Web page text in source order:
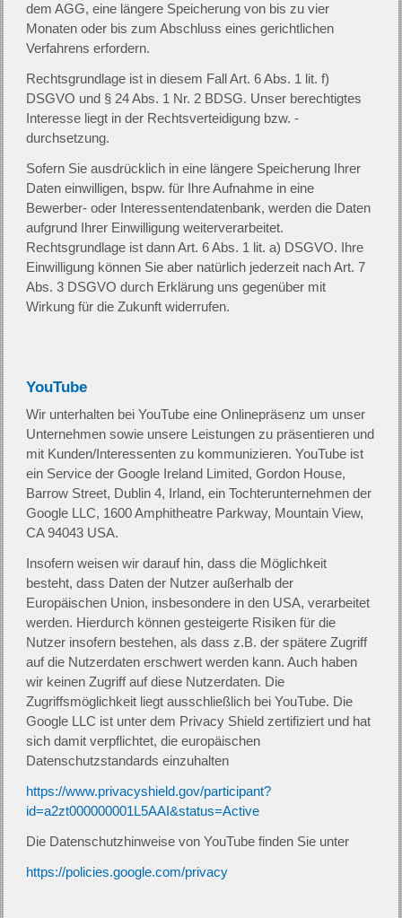
dem AGG, eine längere Speicherung von bis zu vier
Monaten oder bis zum Abschluss eines gerichtlichen
Verfahrens erfordern.
Rechtsgrundlage ist in diesem Fall Art. 6 Abs. 1 lit. f)
DSGVO und § 24 Abs. 1 Nr. 2 BDSG. Unser berechtigtes
Interesse liegt in der Rechtsverteidigung bzw. -
durchsetzung.
Sofern Sie ausdrücklich in eine längere Speicherung Ihrer
Daten einwilligen, bspw. für Ihre Aufnahme in eine
Bewerber- oder Interessentendatenbank, werden die Daten
aufgrund Ihrer Einwilligung weiterverarbeitet.
Rechtsgrundlage ist dann Art. 6 Abs. 1 lit. a) DSGVO. Ihre
Einwilligung können Sie aber natürlich jederzeit nach Art. 7
Abs. 3 DSGVO durch Erklärung uns gegenüber mit
Wirkung für die Zukunft widerrufen.
YouTube
Wir unterhalten bei YouTube eine Onlinepräsenz um unser
Unternehmen sowie unsere Leistungen zu präsentieren und
mit Kunden/Interessenten zu kommunizieren. YouTube ist
ein Service der Google Ireland Limited, Gordon House,
Barrow Street, Dublin 4, Irland, ein Tochterunternehmen der
Google LLC, 1600 Amphitheatre Parkway, Mountain View,
CA 94043 USA.
Insofern weisen wir darauf hin, dass die Möglichkeit
besteht, dass Daten der Nutzer außerhalb der
Europäischen Union, insbesondere in den USA, verarbeitet
werden. Hierdurch können gesteigerte Risiken für die
Nutzer insofern bestehen, als dass z.B. der spätere Zugriff
auf die Nutzerdaten erschwert werden kann. Auch haben
wir keinen Zugriff auf diese Nutzerdaten. Die
Zugriffsmöglichkeit liegt ausschließlich bei YouTube. Die
Google LLC ist unter dem Privacy Shield zertifiziert und hat
sich damit verpflichtet, die europäischen
Datenschutzstandards einzuhalten
https://www.privacyshield.gov/participant?
id=a2zt000000001L5AAI&status=Active
Die Datenschutzhinweise von YouTube finden Sie unter
https://policies.google.com/privacy